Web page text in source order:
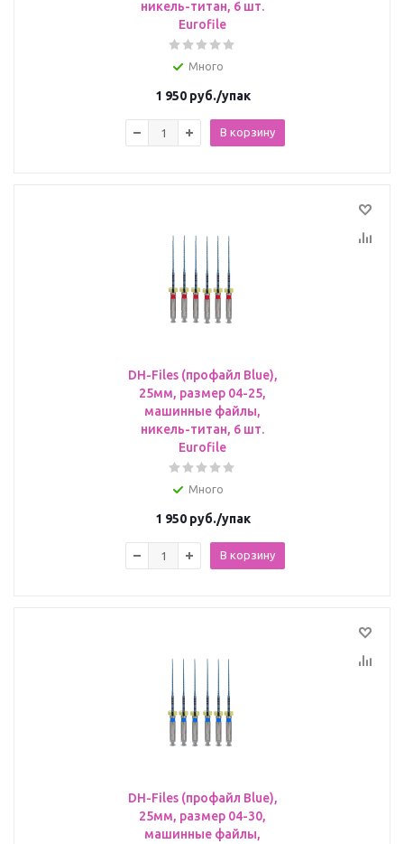
никель-титан, 6 шт.
Eurofile
Много
1 950руб./упак
В корзину
DH-Files (профайл Blue),
25мм, размер 04-25,
машинные файлы,
никель-титан, 6 шт.
Eurofile
Много
1 950руб./упак
В корзину
DH-Files (профайл Blue),
25мм, размер 04-30,
машинные файлы,